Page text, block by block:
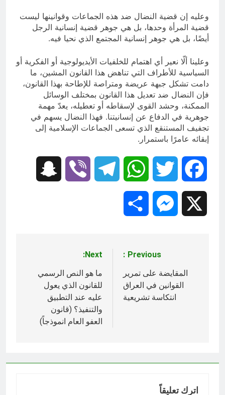
وعليه إن قضية النضال ضد هذه الجماعات وقوانينها ليست
قضية المرأة وحدها، بل هي جوهر قضية إنسانية الرجل
أيضًا، بل هي جوهر إنسانية المجتمع الذي نحيا فيه.
وعلينا ألّا نعير أي اهتمام للخلفيات الأيديولوجية أو الفكرية أو
السياسية للأطراف التي تناهض هذا القانون المشين، ما
دامت تشكل جبهة عريضة ومتراصة للإطاحة بهذا القانون،
فإن النضال ضد تعديل هذا القانون بمختلف الوسائل
الممكنة، وحشد القوى لإسقاطه أو تعطيله، يعدّ مهمة
جوهرية في الدفاع عن إنسانيتنا. فهذا النضال يسهم في
تجفيف المستنقع الذي تسعى الجماعات الإسلامية إلى
إبقائه عامرًا باستمرار.
Facebook
Twitter
WhatsApp
Telegram
Viber
Messenger
المقالات
Previous:
المقايضة على تمرير
القوانين في العراق
انتكاسة تشريعية
Next:
ما هو النص الرسمي
للقانون الذي يعول
عليه عند التطبيق
والتنفيذ؟ (قانون
العفو العام انموذجاً)
اترك تعليقاً